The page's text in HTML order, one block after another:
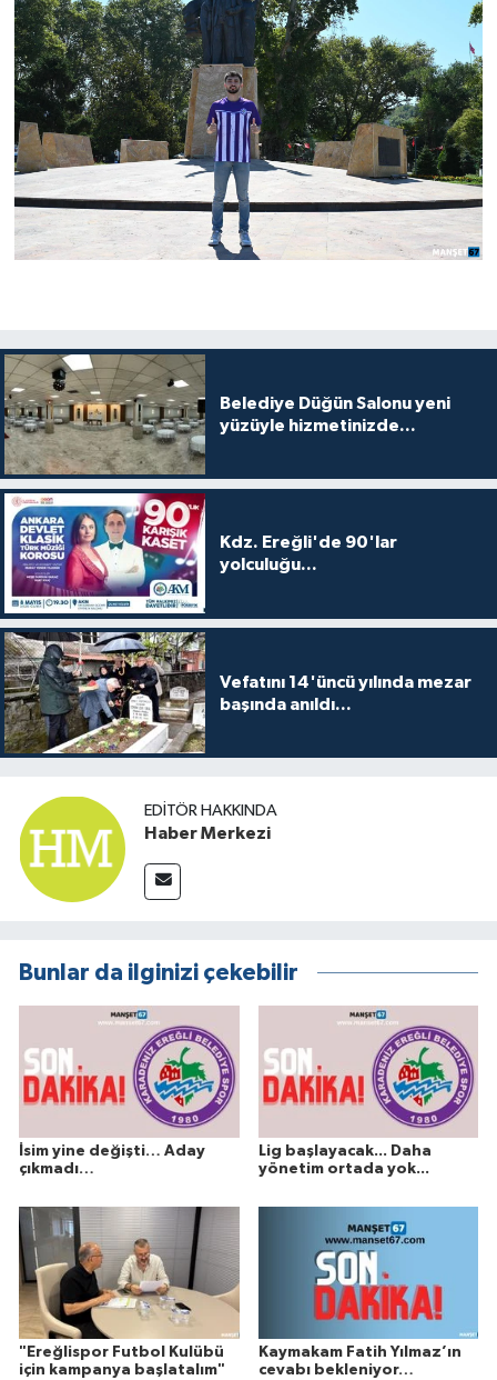
Belediye Düğün Salonu yeni
yüzüyle hizmetinizde...
Kdz. Ereğli'de 90'lar
yolculuğu...
Vefatını 14'üncü yılında mezar
başında anıldı...
EDITÖR HAKKINDA
Haber Merkezi
Bunlar da ilginizi çekebilir
İsim yine değişti… Aday
çıkmadı…
Lig başlayacak... Daha
yönetim ortada yok...
"Ereğlispor Futbol Kulübü
için kampanya başlatalım"
Kaymakam Fatih Yılmaz’ın
cevabı bekleniyor…